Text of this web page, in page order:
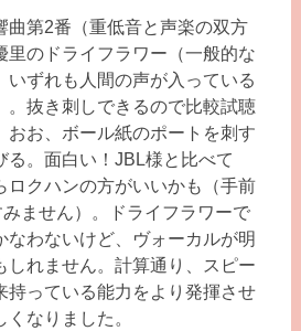
曲第2番（重低音と声楽の双方
里のドライフラワー（一般的な
いずれも人間の声が入っている
。抜き刺しできるので比較試聴
おお、ボール紙のポートを刺す
る。面白い！JBL様と比べて
ロクハンの方がいいかも（手前
ません）。ドライフラワーで
なわないけど、ヴォーカルが明
しれません。計算通り、スピー
持っている能力をより発揮させ
なりました。